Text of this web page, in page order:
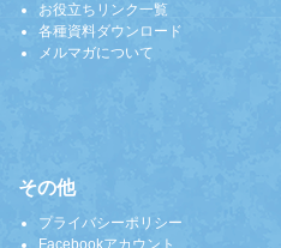
お役立ちリンク一覧
各種資料ダウンロード
メルマガについて
その他
プライバシーポリシー